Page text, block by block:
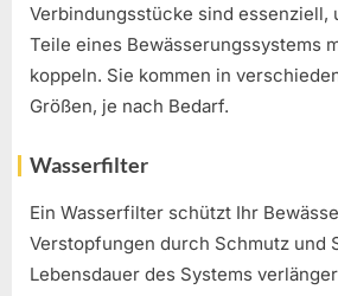
Verbindungsstücke sind essenziell,
Teile eines Bewässerungssystems
koppeln. Sie kommen in
Größen, je nach Bedarf.
Wasserfilter
Ein Wasserfilter schützt Ihr
Verstopfungen durch Schmutz und
Lebensdauer des Systems